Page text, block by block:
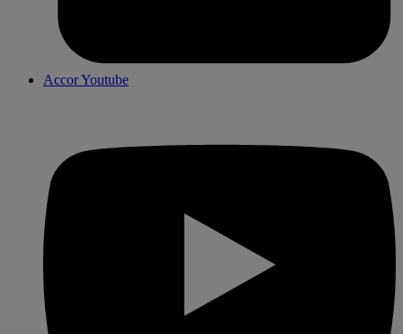
Accor Youtube